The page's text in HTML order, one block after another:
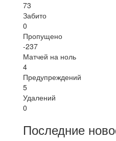
73
Забито
0
Пропущено
-237
Матчей на ноль
4
Предупреждений
5
Удалений
0
Последние